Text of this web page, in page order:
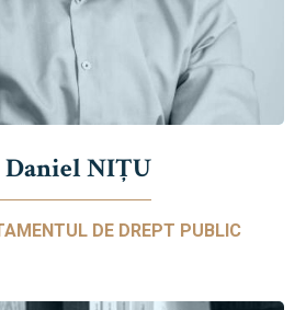
NIŢU
DE DREPT PUBLIC